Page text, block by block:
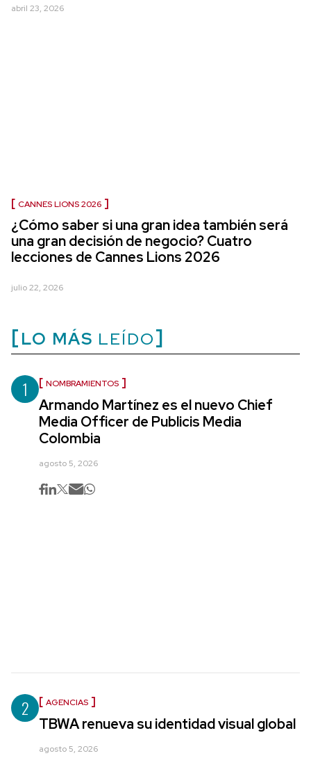
abril 23, 2026
CANNES LIONS 2026
¿Cómo saber si una gran idea también será
una gran decisión de negocio? Cuatro
lecciones de Cannes Lions 2026
julio 22, 2026
LO MÁS LEÍDO
1 NOMBRAMIENTOS
Armando Martínez es el nuevo Chief
Media Officer de Publicis Media
Colombia
agosto 5, 2026
2 AGENCIAS
TBWA renueva su identidad visual global
agosto 5, 2026